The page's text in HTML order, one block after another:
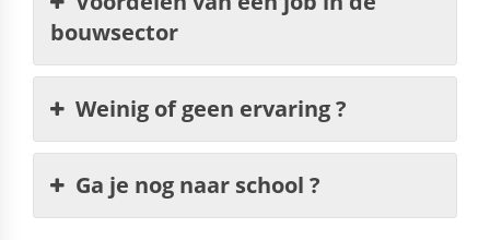
bouwsector
Weinig of geen ervaring ?
Ga je nog naar school ?